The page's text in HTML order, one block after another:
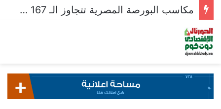
مكاسب البورصة المصرية تتجاوز الـ 167 مليار جنيه خلال أسبوع